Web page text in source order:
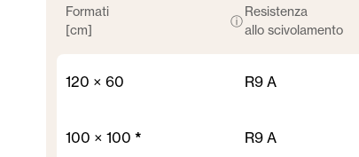
Formati
[cm]
Resistenza
allo scivolamento
ⓘ
120 × 60 R9 A
100 × 100 * R9 A